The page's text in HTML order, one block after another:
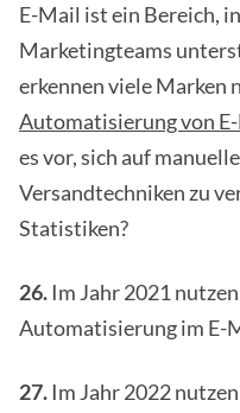
E-Mail ist ein Bereich,
Marketingteams
erkennen viele Marken
Automatisierung von
es vor, sich auf
Versandtechniken zu
Statistiken?
26. Im Jahr 2021
Automatisierung im E-
27. Im Jahr 2022